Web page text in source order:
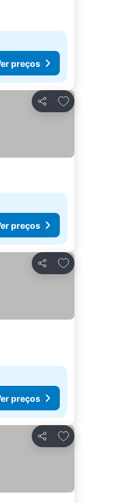
preços
Partilhar
Adicionar aos
preços
Partilhar
Adicionar aos
preços
Partilhar
Adicionar aos